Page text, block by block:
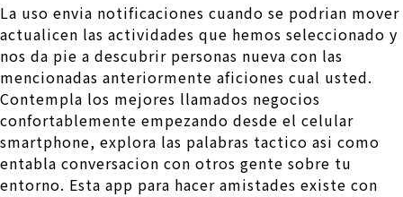
La uso envia notificaciones cuando se podri­an mover
actualicen las actividades que hemos seleccionado y
nos da pie a descubrir personas nueva con las
mencionadas anteriormente aficiones cual usted.
Contempla los mejores llamados negocios
confortablemente empezando desde el celular
smartphone, explora las palabras tactico asi­ como
entabla conversacion con otros gente sobre tu
entorno. Esta app para hacer amistades existe con